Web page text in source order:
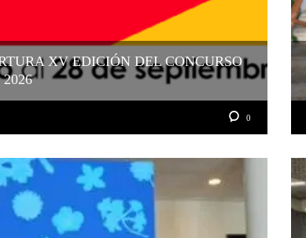
XV EDICIÓN DEL CONCURSO
0